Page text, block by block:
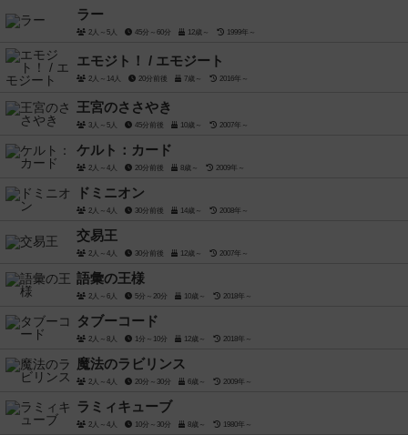
ラー
2人～5人 45分～60分 12歳～ 1999年～
エモジト！ / エモジート
2人～14人 20分前後 7歳～ 2016年～
王宮のささやき
3人～5人 45分前後 10歳～ 2007年～
ケルト：カード
2人～4人 20分前後 8歳～ 2009年～
ドミニオン
2人～4人 30分前後 14歳～ 2008年～
交易王
2人～4人 30分前後 12歳～ 2007年～
語彙の王様
2人～6人 5分～20分 10歳～ 2018年～
タブーコード
2人～8人 1分～10分 12歳～ 2018年～
魔法のラビリンス
2人～4人 20分～30分 6歳～ 2009年～
ラミィキューブ
2人～4人 10分～30分 8歳～ 1980年～